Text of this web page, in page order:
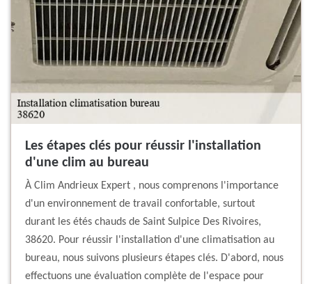
Les étapes clés pour réussir l'installation
d'une clim au bureau
À Clim Andrieux Expert , nous comprenons l'importance
d'un environnement de travail confortable, surtout
durant les étés chauds de Saint Sulpice Des Rivoires,
38620. Pour réussir l'installation d'une climatisation au
bureau, nous suivons plusieurs étapes clés. D'abord, nous
effectuons une évaluation complète de l'espace pour